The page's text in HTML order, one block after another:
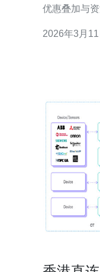
优惠叠加与
并在稳定后
2026年3月11